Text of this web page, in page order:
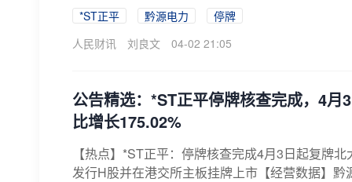
*ST正平 黔源电力
停牌
人民财讯
刘良文 04-02 21:05
公告精选：*ST正平停牌核查完成，4
比增长175.02%
【热点】*ST正平：停牌核查完成4月3日起复牌
发行H股并在港交所主板挂牌上市【经营数据】